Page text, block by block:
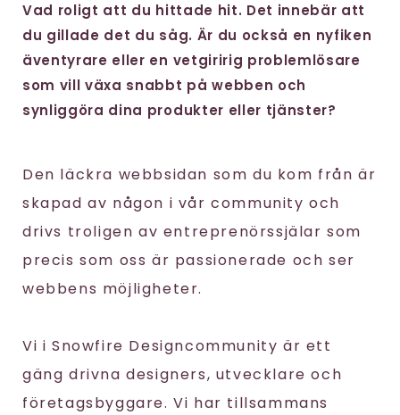
Vad roligt att du hittade hit. Det innebär att
du gillade det du såg. Är du också en nyfiken
äventyrare eller en vetgiririg problemlösare
som vill växa snabbt på webben och
synliggöra dina produkter eller tjänster?
Den läckra webbsidan som du kom från är
skapad av någon i vår community och
drivs troligen av entreprenörssjälar som
precis som oss är passionerade och ser
webbens möjligheter.
Vi i Snowfire Designcommunity är ett
gäng drivna designers, utvecklare och
företagsbyggare. Vi har tillsammans